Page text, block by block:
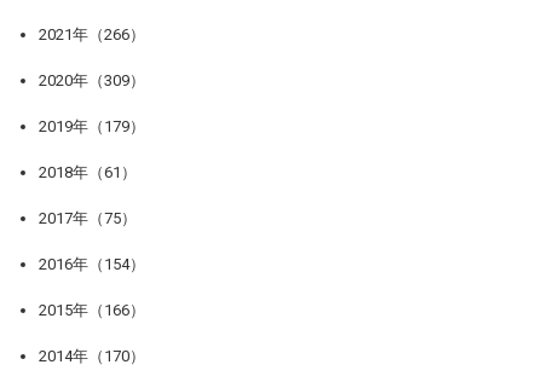
2021年（266）
2020年（309）
2019年（179）
2018年（61）
2017年（75）
2016年（154）
2015年（166）
2014年（170）